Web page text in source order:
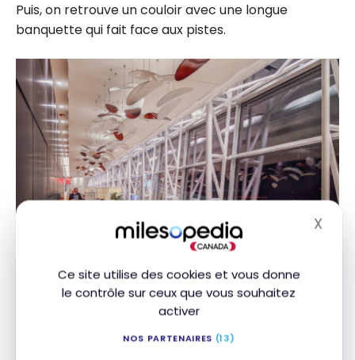
Ce site utilise des cookies et vous donne
le contrôle sur ceux que vous souhaitez
activer
NOS PARTENAIRES (13)
X
Puis, on retrouve un couloir avec une longue
banquette qui fait face aux pistes.
Salon Odyssée Desjardins
C’est un des points positifs de ce salon: il est très